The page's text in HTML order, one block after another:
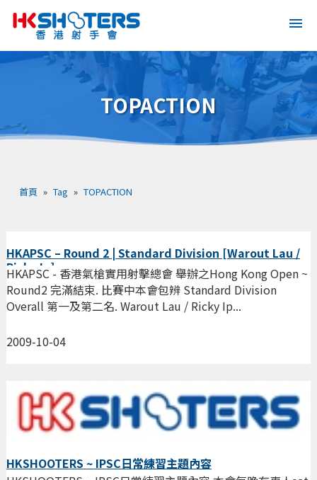
TOPACTION
首頁 » Tag » TOPACTION
HKAPSC – Round 2 | Standard Division [Warout Lau /
Ricky Ip]
2009-10-04
HKAPSC - 香港氣槍實用射擊總會 舉辦之Hong Kong Open ~
Round2 完滿結束. 比賽中本會包辨 Standard Division
Overall 第一及第二名. Warout Lau / Ricky Ip...
HKSHOOTERS ~ IPSC日常練習主題內容